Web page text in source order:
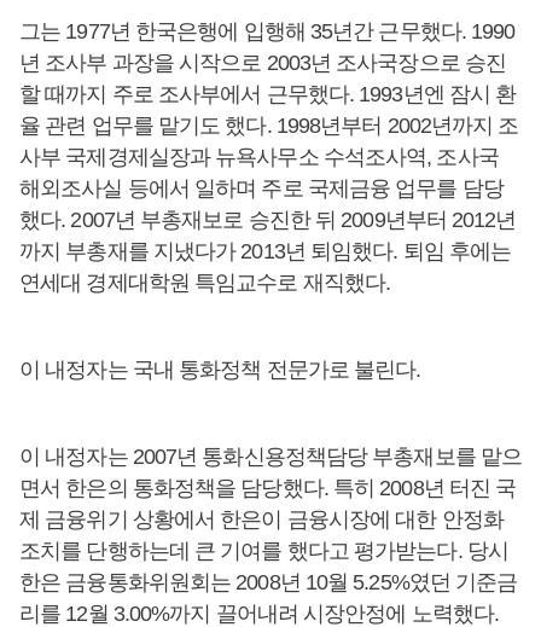
그는 1977년 한국은행에 입행해 35년간 근무했다. 1990
년 조사부 과장을 시작으로 2003년 조사국장으로 승진
할 때까지 주로 조사부에서 근무했다. 1993년엔 잠시 환
율 관련 업무를 맡기도 했다. 1998년부터 2002년까지 조
사부 국제경제실장과 뉴욕사무소 수석조사역, 조사국
해외조사실 등에서 일하며 주로 국제금융 업무를 담당
했다. 2007년 부총재보로 승진한 뒤 2009년부터 2012년
까지 부총재를 지냈다가 2013년 퇴임했다. 퇴임 후에는
연세대 경제대학원 특임교수로 재직했다.
이 내정자는 국내 통화정책 전문가로 불린다.
이 내정자는 2007년 통화신용정책담당 부총재보를 맡으
면서 한은의 통화정책을 담당했다. 특히 2008년 터진 국
제 금융위기 상황에서 한은이 금융시장에 대한 안정화
조치를 단행하는데 큰 기여를 했다고 평가받는다. 당시
한은 금융통화위원회는 2008년 10월 5.25%였던 기준금
리를 12월 3.00%까지 끌어내려 시장안정에 노력했다.